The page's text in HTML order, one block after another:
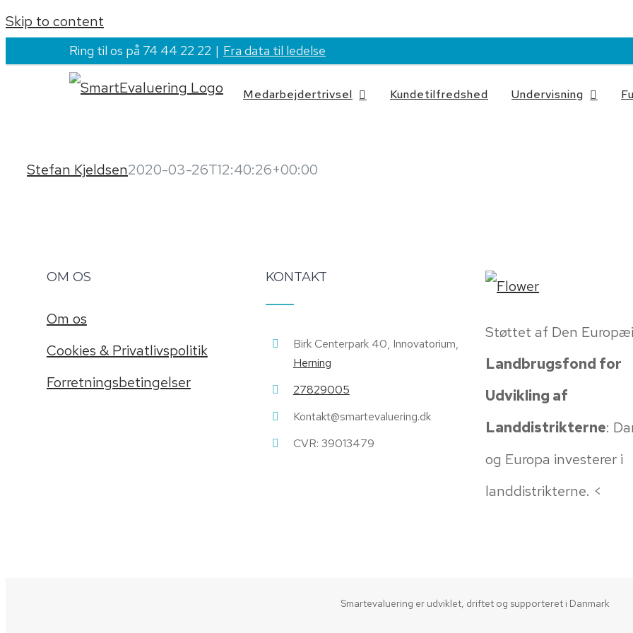
Skip to content
Ring til os på 74 44 22 22 | Fra data til ledelse
Medarbejdertrivsel Kundetilfredshed Undervisning
analyse4
Stefan Kjeldsen2020-03-26T12:40:26+00:00
OM OS
Om os
Cookies & Privatlivspolitik
Forretningsbetingelser
KONTAKT
Birk Centerpark 40, Innovatorium,
Herning
27829005
Kontakt@smartevaluering.dk
CVR: 39013479
Støttet af Den
Landbrugsfond for
Udvikling af
Landdistrikterne:
og Europa investerer i
landdistrikterne. <
Smartevaluering er udviklet, driftet og supporteret i Danmark